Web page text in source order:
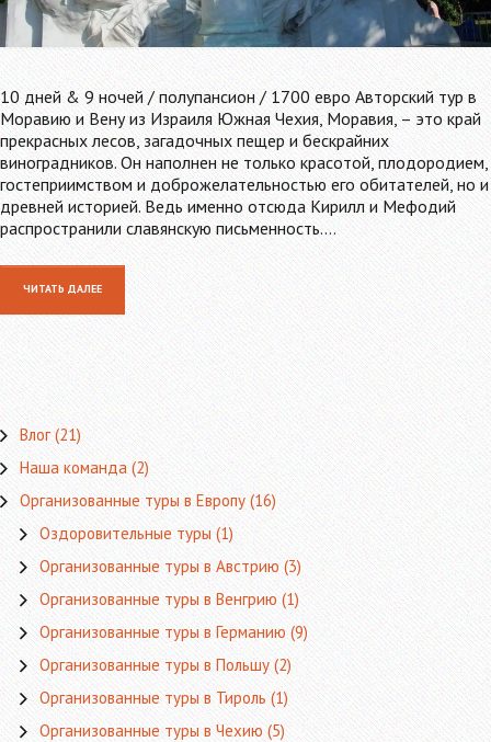
10 дней & 9 ночей / полупансион / 1700 евро Авторский тур в
Моравию и Вену из Израиля Южная Чехия, Моравия, – это край
прекрасных лесов, загадочных пещер и бескрайних
виноградников. Он наполнен не только красотой, плодородием,
гостеприимством и доброжелательностью его обитателей, но и
древней историей. Ведь именно отсюда Кирилл и Мефодий
распространили славянскую письменность.…
ЧИТАТЬ ДАЛЕЕ
Влог(21)
Наша команда(2)
Организованные туры в Европу(16)
Оздоровительные туры(1)
Организованные туры в Австрию(3)
Организованные туры в Венгрию(1)
Организованные туры в Германию(9)
Организованные туры в Польшу(2)
Организованные туры в Тироль(1)
Организованные туры в Чехию(5)